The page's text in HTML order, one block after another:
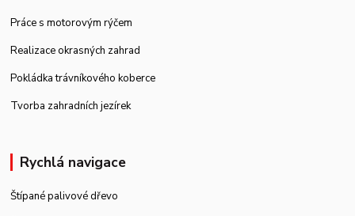
Práce s motorovým rýčem
Realizace okrasných zahrad
Pokládka trávníkového koberce
Tvorba zahradních jezírek
Rychlá navigace
Štípané palivové dřevo